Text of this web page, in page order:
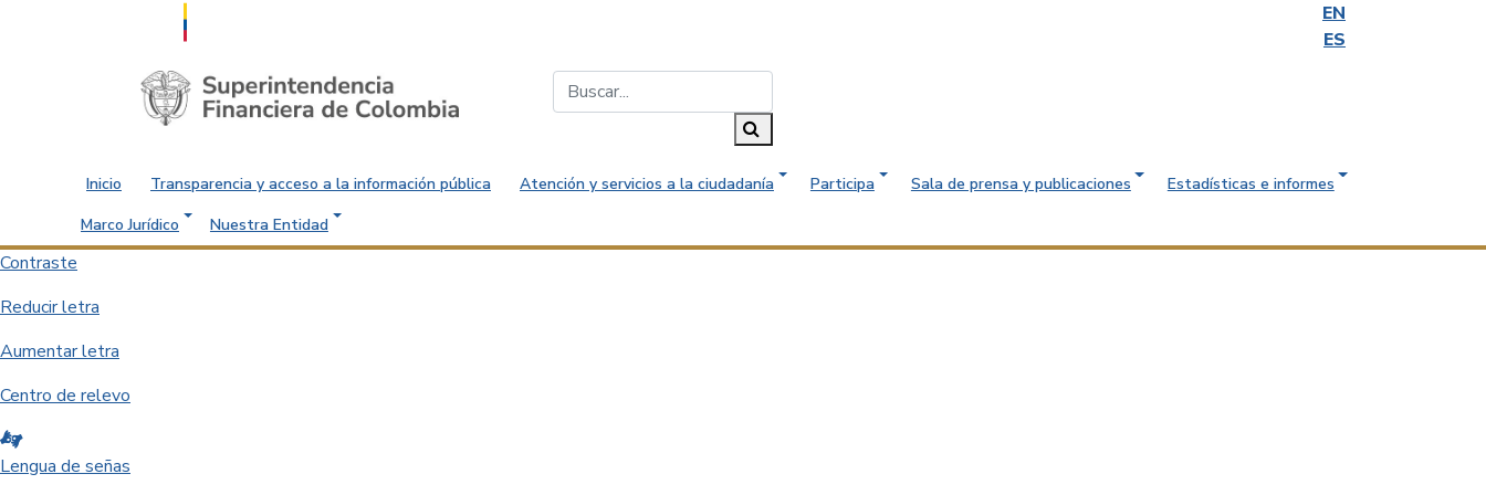
EN
ES
Saltar al contenido principal
Inicio Transparencia y acceso a la información pública Atención y servicios a la ciudadanía Participa Sala de prensa y publicaciones
Estadísticas e informes
Marco Jurídico
Nuestra Entidad
Contraste
Reducir letra
Aumentar letra
Centro de relevo
Lengua de señas